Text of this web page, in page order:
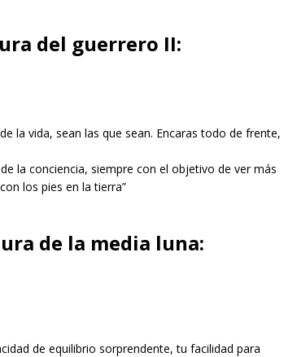
del guerrero II:
la vida, sean las que sean. Encaras todo de frente,
la conciencia, siempre con el objetivo de ver más
los pies en la tierra”
de la media luna:
de equilibrio sorprendente, tu facilidad para